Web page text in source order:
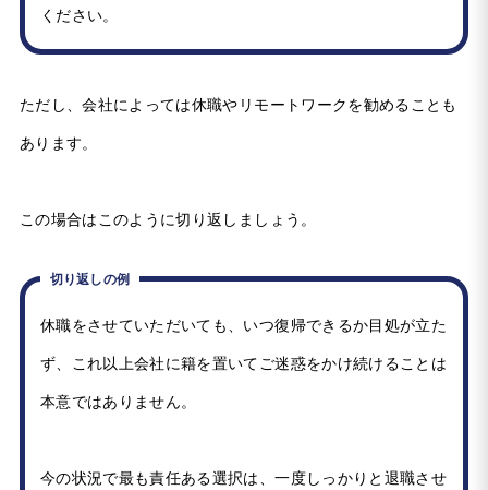
ください。
ただし、会社によっては休職やリモートワークを勧めることも
あります。
この場合はこのように切り返しましょう。
切り返しの例
休職をさせていただいても、いつ復帰できるか目処が立た
ず、これ以上会社に籍を置いてご迷惑をかけ続けることは
本意ではありません。
今の状況で最も責任ある選択は、一度しっかりと退職させ